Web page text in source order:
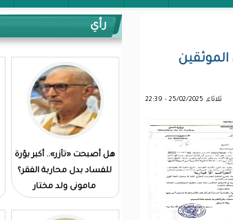
ثلاثاء, 25/02/2025 - 22:39
رأي
هل أصبحت «تآزر».. أكبر بؤرة
للفساد بدل محاربة الفقر؟
مامونى ولد مختار